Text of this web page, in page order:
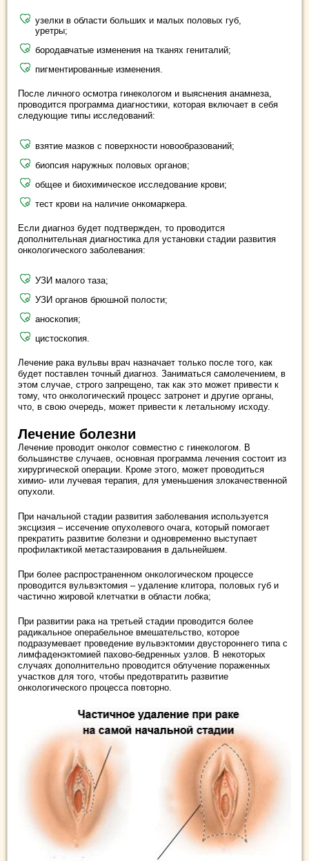
узелки в области больших и малых половых губ,
уретры;
бородавчатые изменения на тканях гениталий;
пигментированные изменения.
После личного осмотра гинекологом и выяснения анамнеза,
проводится программа диагностики, которая включает в себя
следующие типы исследований:
взятие мазков с поверхности новообразований;
биопсия наружных половых органов;
общее и биохимическое исследование крови;
тест крови на наличие онкомаркера.
Если диагноз будет подтвержден, то проводится
дополнительная диагностика для установки стадии развития
онкологического заболевания:
УЗИ малого таза;
УЗИ органов брюшной полости;
аноскопия;
цистоскопия.
Лечение рака вульвы врач назначает только после того, как
будет поставлен точный диагноз. Заниматься самолечением, в
этом случае, строго запрещено, так как это может привести к
тому, что онкологический процесс затронет и другие органы,
что, в свою очередь, может привести к летальному исходу.
Лечение болезни
Лечение проводит онколог совместно с гинекологом. В
большинстве случаев, основная программа лечения состоит из
хирургической операции. Кроме этого, может проводиться
химио- или лучевая терапия, для уменьшения злокачественной
опухоли.
При начальной стадии развития заболевания используется
эксцизия – иссечение опухолевого очага, который помогает
прекратить развитие болезни и одновременно выступает
профилактикой метастазирования в дальнейшем.
При более распространенном онкологическом процессе
проводится вульвэктомия – удаление клитора, половых губ и
частично жировой клетчатки в области лобка;
При развитии рака на третьей стадии проводится более
радикальное операбельное вмешательство, которое
подразумевает проведение вульвэктомии двустороннего типа с
лимфаденэктомией пахово-бедренных узлов. В некоторых
случаях дополнительно проводится облучение пораженных
участков для того, чтобы предотвратить развитие
онкологического процесса повторно.